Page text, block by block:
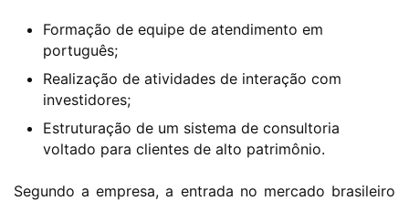
Formação de equipe de atendimento em
português;
Realização de atividades de interação com
investidores;
Estruturação de um sistema de consultoria
voltado para clientes de alto patrimônio.
Segundo a empresa, a entrada no mercado brasileiro